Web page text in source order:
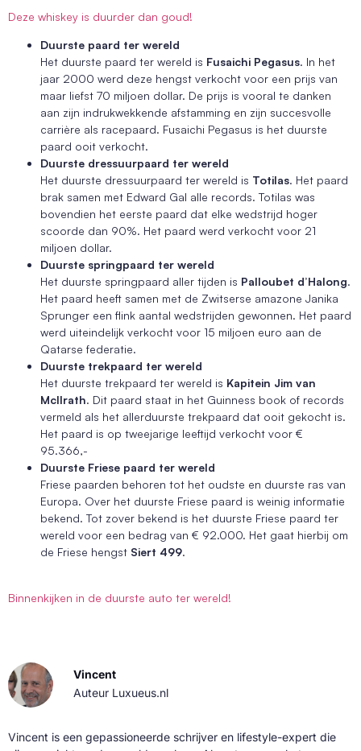
Deze whiskey is duurder dan goud!
Duurste paard ter wereld
Het duurste paard ter wereld is Fusaichi Pegasus. In het
jaar 2000 werd deze hengst verkocht voor een prijs van
maar liefst 70 miljoen dollar. De prijs is vooral te danken
aan zijn indrukwekkende afstamming en zijn succesvolle
carrière als racepaard. Fusaichi Pegasus is het duurste
paard ooit verkocht.
Duurste dressuurpaard ter wereld
Het duurste dressuurpaard ter wereld is Totilas. Het paard
brak samen met Edward Gal alle records. Totilas was
bovendien het eerste paard dat elke wedstrijd hoger
scoorde dan 90%. Het paard werd verkocht voor 21
miljoen dollar.
Duurste springpaard ter wereld
Het duurste springpaard aller tijden is Palloubet d’Halong.
Het paard heeft samen met de Zwitserse amazone Janika
Sprunger een flink aantal wedstrijden gewonnen. Het paard
werd uiteindelijk verkocht voor 15 miljoen euro aan de
Qatarse federatie.
Duurste trekpaard ter wereld
Het duurste trekpaard ter wereld is Kapitein Jim van
Mcllrath. Dit paard staat in het Guinness book of records
vermeld als het allerduurste trekpaard dat ooit gekocht is.
Het paard is op tweejarige leeftijd verkocht voor €
95.366,-
Duurste Friese paard ter wereld
Friese paarden behoren tot het oudste en duurste ras van
Europa. Over het duurste Friese paard is weinig informatie
bekend. Tot zover bekend is het duurste Friese paard ter
wereld voor een bedrag van € 92.000. Het gaat hierbij om
de Friese hengst Siert 499.
Binnenkijken in de duurste auto ter wereld!
Vincent
Auteur Luxueus.nl
Vincent is een gepassioneerde schrijver en lifestyle-expert die